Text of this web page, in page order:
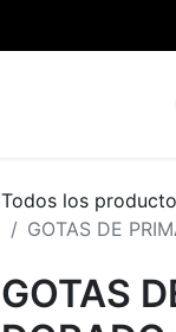
Todos los
GOTAS DE
GOTAS